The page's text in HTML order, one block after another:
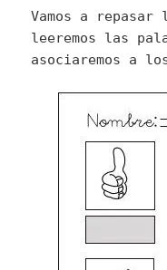
Vamos a
leeremos las
asociaremos a